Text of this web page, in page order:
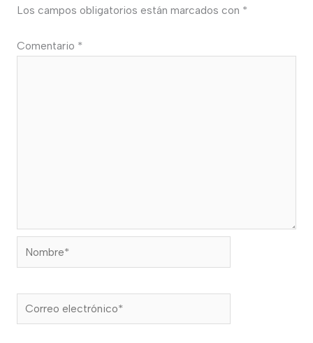
Los campos obligatorios están marcados con *
Comentario *
Nombre*
Correo
electrónico*